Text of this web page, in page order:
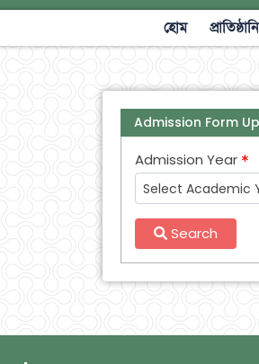
হোম
Admission Form
Admission Year
Select Academic
Search